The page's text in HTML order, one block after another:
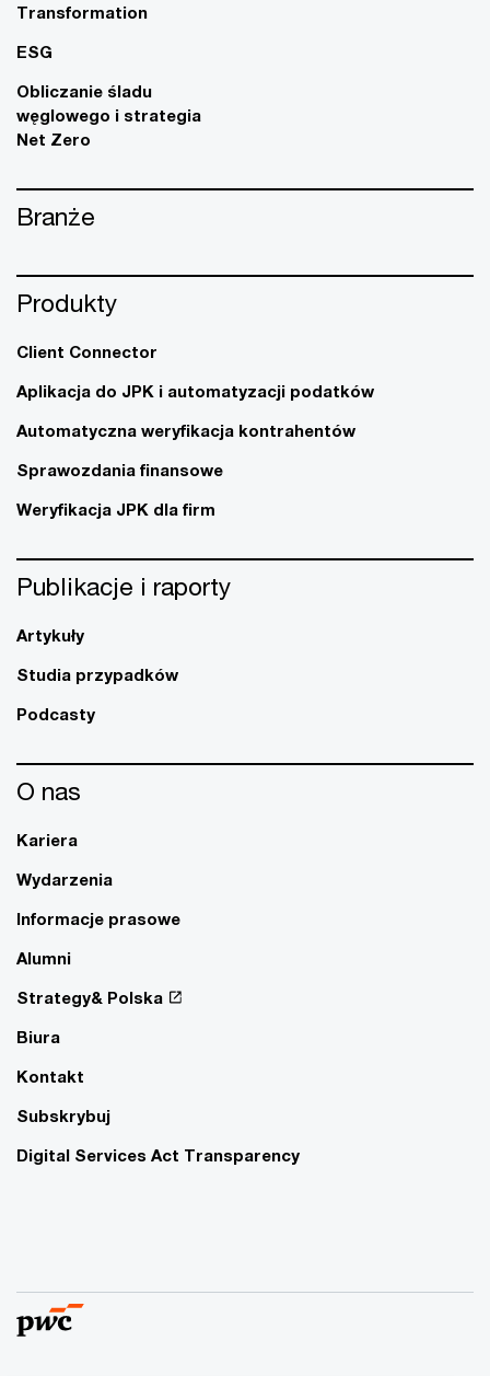
Transformation
ESG
Obliczanie śladu
węglowego i strategia
Net Zero
Branże
Produkty
Client Connector
Aplikacja do JPK i automatyzacji podatków
Automatyczna weryfikacja kontrahentów
Sprawozdania finansowe
Weryfikacja JPK dla firm
Publikacje i raporty
Artykuły
Studia przypadków
Podcasty
O nas
Kariera
Wydarzenia
Informacje prasowe
Alumni
Strategy& Polska
Biura
Kontakt
Subskrybuj
Digital Services Act Transparency